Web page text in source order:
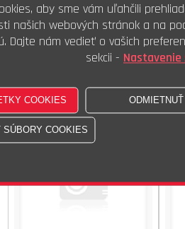
11,00 €s DPH
8,94 €bez DPH
Kúpiť
aby sme vám uľahčili
našich webových stránok a na
Dajte nám vedieť o vašich
sekcii -